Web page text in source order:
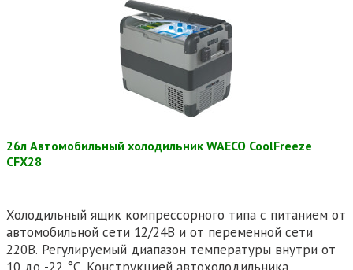
26л Автомобильный холодильник WAECO CoolFreeze
CFX28
Холодильный ящик компрессорного типа с питанием от
автомобильной сети 12/24В и от переменной сети
220В. Регулируемый диапазон температуры внутри от